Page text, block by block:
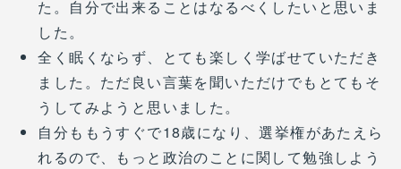
た。自分で出来ることはなるべくしたいと思いま
した。
全く眠くならず、とても楽しく学ばせていただき
ました。ただ良い言葉を聞いただけでもとてもそ
うしてみようと思いました。
自分ももうすぐで18歳になり、選挙権があたえら
れるので、もっと政治のことに関して勉強しよう